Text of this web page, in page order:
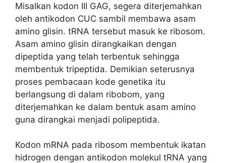
Misalkan kodon III GAG, segera diterjemahkan
oleh antikodon CUC sambil membawa asam
amino glisin. tRNA tersebut masuk ke ribosom.
Asam amino glisin dirangkaikan dengan
dipeptida yang telah terbentuk sehingga
membentuk tripeptida. Demikian seterusnya
proses pembacaan kode genetika itu
berlangsung di dalam ribobom, yang
diterjemahkan ke dalam bentuk asam amino
guna dirangkai menjadi polipeptida.
Kodon mRNA pada ribosom membentuk ikatan
hidrogen dengan antikodon molekul tRNA yang